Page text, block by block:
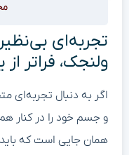
تجربه‌ای
ولنجک، فراتر
اگر به دنبال تجربه‌ای
و جسم خود را در کنار
همان جایی است که باید